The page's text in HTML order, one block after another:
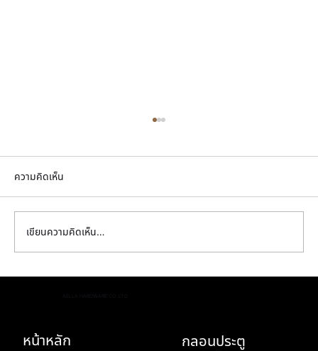
ความคิดเห็น
เขียนความคิดเห็น…
หน้าหลัก
กลอนประตู